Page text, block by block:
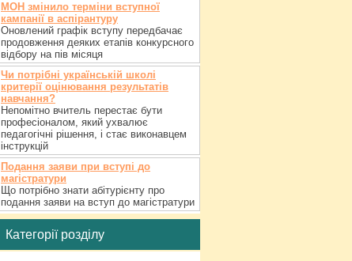
МОН змінило терміни вступної
кампанії в аспірантуру
Оновлений графік вступу передбачає
продовження деяких етапів конкурсного
відбору на пів місяця
Чи потрібні українській школі
критерії оцінювання результатів
навчання?
Непомітно вчитель перестає бути
професіоналом, який ухвалює
педагогічні рішення, і стає виконавцем
інструкцій
Подання заяви при вступі до
магістратури
Що потрібно знати абітурієнту про
подання заяви на вступ до магістратури
Категорії розділу